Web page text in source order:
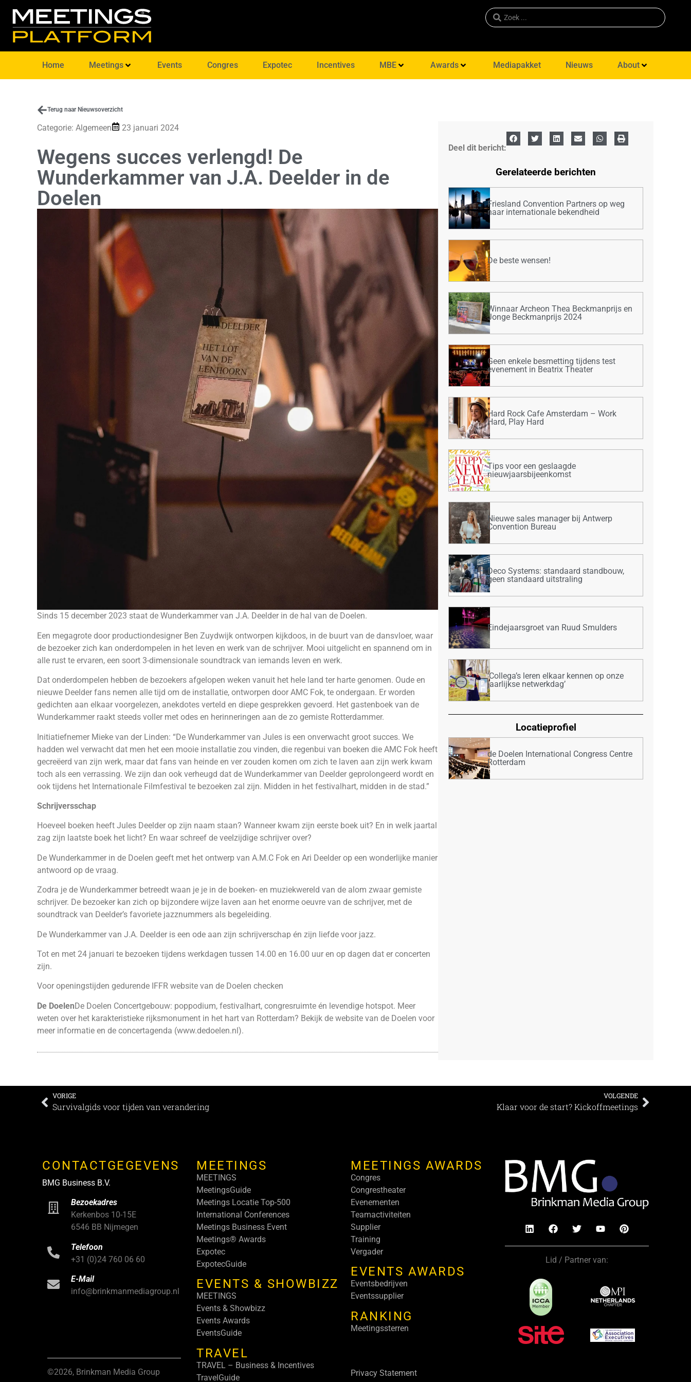
Home Meetings Events Congres Expotec Incentives MBE Awards Mediapakket Nieuws About
Terug naar Nieuwsoverzicht
Categorie: Algemeen 23 januari 2024
Wegens succes verlengd! De
Wunderkammer van J.A. Deelder in de
Doelen
Sinds 15 december 2023 staat de Wunderkammer van J.A. Deelder in de hal van de Doelen.
Een megagrote door productiondesigner Ben Zuydwijk ontworpen kijkdoos, in de buurt van de dansvloer, waar
de bezoeker zich kan onderdompelen in het leven en werk van de schrijver. Mooi uitgelicht en spannend om in
alle rust te ervaren, een soort 3-dimensionale soundtrack van iemands leven en werk.
Dat onderdompelen hebben de bezoekers afgelopen weken vanuit het hele land ter harte genomen. Oude en
nieuwe Deelder fans nemen alle tijd om de installatie, ontworpen door AMC Fok, te ondergaan. Er worden
gedichten aan elkaar voorgelezen, anekdotes verteld en diepe gesprekken gevoerd. Het gastenboek van de
Wunderkammer raakt steeds voller met odes en herinneringen aan de zo gemiste Rotterdammer.
Initiatiefnemer Mieke van der Linden: “De Wunderkammer van Jules is een onverwacht groot succes. We
hadden wel verwacht dat men het een mooie installatie zou vinden, die regenbui van boeken die AMC Fok heeft
gecreëerd van zijn werk, maar dat fans van heinde en ver zouden komen om zich te laven aan zijn werk kwam
toch als een verrassing. We zijn dan ook verheugd dat de Wunderkammer van Deelder geprolongeerd wordt en
ook tijdens het Internationale Filmfestival te bezoeken zal zijn. Midden in het festivalhart, midden in de stad.”
Schrijversschap
Hoeveel boeken heeft Jules Deelder op zijn naam staan? Wanneer kwam zijn eerste boek uit? En in welk jaartal
zag zijn laatste boek het licht? En waar schreef de veelzijdige schrijver over?
De Wunderkammer in de Doelen geeft met het ontwerp van A.M.C Fok en Ari Deelder op een wonderlijke manier
antwoord op de vraag.
Zodra je de Wunderkammer betreedt waan je je in de boeken- en muziekwereld van de alom zwaar gemiste
schrijver. De bezoeker kan zich op bijzondere wijze laven aan het enorme oeuvre van de schrijver, met de
soundtrack van Deelder’s favoriete jazznummers als begeleiding.
De Wunderkammer van J.A. Deelder is een ode aan zijn schrijverschap én zijn liefde voor jazz.
Tot en met 24 januari te bezoeken tijdens werkdagen tussen 14.00 en 16.00 uur en op dagen dat er concerten
zijn.
Voor openingstijden gedurende IFFR website van de Doelen checken
De DoelenDe Doelen Concertgebouw: poppodium, festivalhart, congresruimte én levendige hotspot. Meer
weten over het karakteristieke rijksmonument in het hart van Rotterdam? Bekijk de website van de Doelen voor
meer informatie en de concertagenda (www.dedoelen.nl).
Deel dit bericht:
Gerelateerde berichten
Friesland Convention Partners op weg
naar internationale bekendheid
De beste wensen!
Winnaar Archeon Thea Beckmanprijs en
Jonge Beckmanprijs 2024
Geen enkele besmetting tijdens test
evenement in Beatrix Theater
Hard Rock Cafe Amsterdam – Work
Hard, Play Hard
Tips voor een geslaagde
nieuwjaarsbijeenkomst
Nieuwe sales manager bij Antwerp
Convention Bureau
Deco Systems: standaard standbouw,
geen standaard uitstraling
Eindejaarsgroet van Ruud Smulders
‘Collega’s leren elkaar kennen op onze
jaarlijkse netwerkdag’
Locatieprofiel
de Doelen International Congress Centre
Rotterdam
VORIGE
Survivalgids voor tijden van verandering
VOLGENDE
Klaar voor de start? Kickoffmeetings
CONTACTGEGEVENS
BMG Business B.V.
Bezoekadres
Kerkenbos 10-15E
6546 BB Nijmegen
Telefoon
+31 (0)24 760 06 60
E-Mail
info@brinkmanmediagroup.nl
©2026, Brinkman Media Group
MEETINGS
MEETINGS
MeetingsGuide
Meetings Locatie Top-500
International Conferences
Meetings Business Event
Meetings® Awards
Expotec
ExpotecGuide
EVENTS & SHOWBIZZ
MEETINGS
Events & Showbizz
Events Awards
EventsGuide
TRAVEL
TRAVEL – Business & Incentives
TravelGuide
MEETINGS AWARDS
Congres
Congrestheater
Evenementen
Teamactiviteiten
Supplier
Training
Vergader
EVENTS AWARDS
Eventsbedrijven
Eventssupplier
RANKING
Meetingssterren
Privacy Statement
Lid / Partner van: